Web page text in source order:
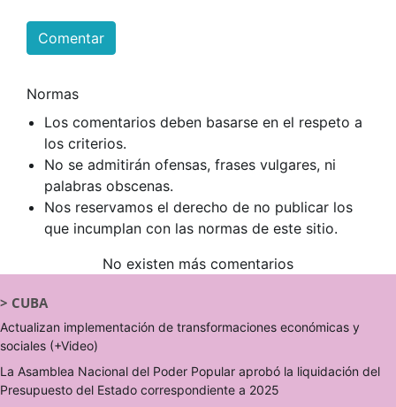
Comentar
Normas
Los comentarios deben basarse en el respeto a
los criterios.
No se admitirán ofensas, frases vulgares, ni
palabras obscenas.
Nos reservamos el derecho de no publicar los
que incumplan con las normas de este sitio.
No existen más comentarios
> CUBA
Actualizan implementación de transformaciones económicas y
sociales (+Video)
La Asamblea Nacional del Poder Popular aprobó la liquidación del
Presupuesto del Estado correspondiente a 2025